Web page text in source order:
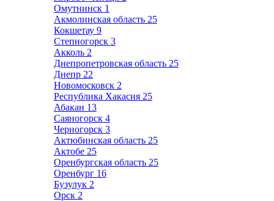
Омутнинск 1
Акмолинская область 25
Кокшетау 9
Степногорск 3
Акколь 2
Днепропетровская область 25
Днепр 22
Новомосковск 2
Республика Хакасия 25
Абакан 13
Саяногорск 4
Черногорск 3
Актюбинская область 25
Актобе 25
Оренбургская область 25
Оренбург 16
Бузулук 2
Орск 2